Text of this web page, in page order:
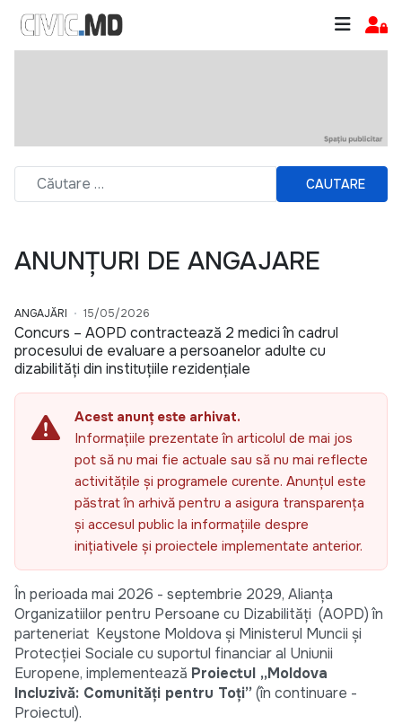
CAUTARE
ANUNȚURI DE ANGAJARE
ANGAJĂRI 15/05/2026
Concurs – AOPD contractează 2 medici în cadrul
procesului de evaluare a persoanelor adulte cu
dizabilități din instituțiile rezidențiale
Acest anunț este arhivat.
Informațiile prezentate în articolul de mai jos
pot să nu mai fie actuale sau să nu mai reflecte
activitățile și programele curente. Anunțul este
păstrat în arhivă pentru a asigura transparența
și accesul public la informațiile despre
inițiativele și proiectele implementate anterior.
În perioada mai 2026 - septembrie 2029, Alianța
Organizatiilor pentru Persoane cu Dizabilități (AOPD) în
parteneriat Keystone Moldova și Ministerul Muncii și
Protecției Sociale cu suportul financiar al Uniunii
Europene, implementează Proiectul „Moldova
Incluzivă: Comunități pentru Toți”(în continuare -
Proiectul).